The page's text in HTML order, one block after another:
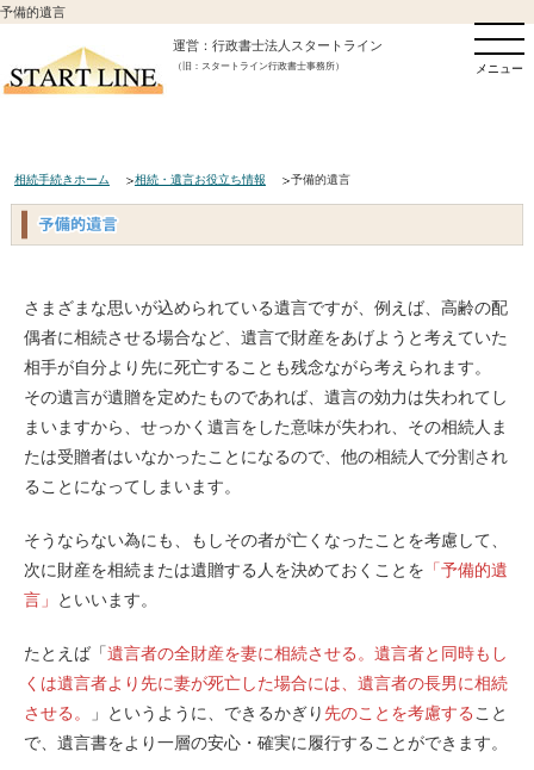
予備的遺言
運営：行政書士法人スタートライン
（旧：スタートライン行政書士事務所） メニュー
相続手続きホーム 相続・遺言お役立ち情報 予備的遺言
さまざまな思いが込められている遺言ですが、例えば、高齢の配
偶者に相続させる場合など、遺言で財産をあげようと考えていた
相手が自分より先に死亡することも残念ながら考えられます。
その遺言が遺贈を定めたものであれば、遺言の効力は失われてし
まいますから、せっかく遺言をした意味が失われ、その相続人ま
たは受贈者はいなかったことになるので、他の相続人で分割され
ることになってしまいます。
そうならない為にも、もしその者が亡くなったことを考慮して、
次に財産を相続または遺贈する人を決めておくことを 「予備的遺
言」
といいます。
たとえば「遺言者の全財産を妻に相続させる。遺言者と同時もし
くは遺言者より先に妻が死亡した場合には、遺言者の長男に相続
させる。
」というように、できるかぎり先のことを考慮すること
で、遺言書をより一層の安心・確実に履行することができます。